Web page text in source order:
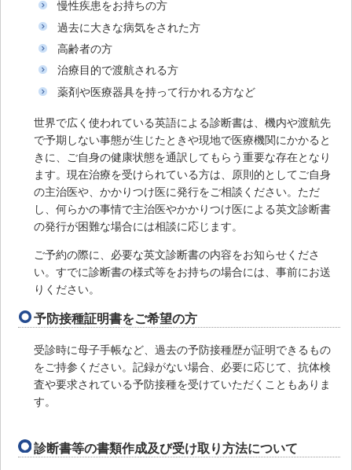
慢性疾患をお持ちの方
過去に大きな病気をされた方
高齢者の方
治療目的で渡航される方
薬剤や医療器具を持って行かれる方など
世界で広く使われている英語による診断書は、機内や渡航先
で予期しない事態が生じたときや現地で医療機関にかかると
きに、ご自身の健康状態を通訳してもらう重要な存在となり
ます。現在治療を受けられている方は、原則的としてご自身
の主治医や、かかりつけ医に発行をご相談ください。ただ
し、何らかの事情で主治医やかかりつけ医による英文診断書
の発行が困難な場合には相談に応じます。
ご予約の際に、必要な英文診断書の内容をお知らせくださ
い。すでに診断書の様式等をお持ちの場合には、事前にお送
りください。
予防接種証明書をご希望の方
受診時に母子手帳など、過去の予防接種歴が証明できるもの
をご持参ください。記録がない場合、必要に応じて、抗体検
査や要求されている予防接種を受けていただくこともありま
す。
診断書等の書類作成及び受け取り方法について